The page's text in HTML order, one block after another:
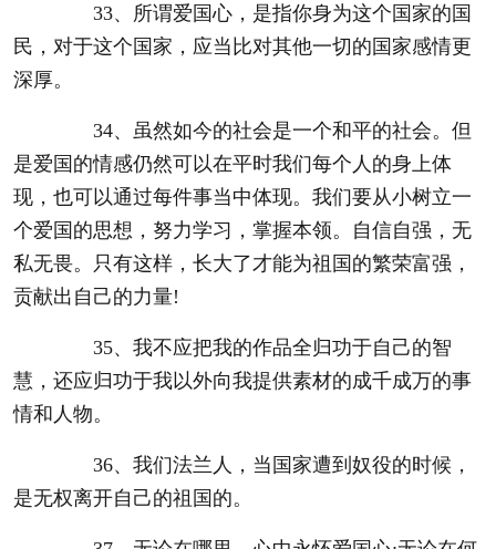
33、所谓爱国心，是指你身为这个国家的国
民，对于这个国家，应当比对其他一切的国家感情更
深厚。
34、虽然如今的社会是一个和平的社会。但
是爱国的情感仍然可以在平时我们每个人的身上体
现，也可以通过每件事当中体现。我们要从小树立一
个爱国的思想，努力学习，掌握本领。自信自强，无
私无畏。只有这样，长大了才能为祖国的繁荣富强，
贡献出自己的力量!
35、我不应把我的作品全归功于自己的智
慧，还应归功于我以外向我提供素材的成千成万的事
情和人物。
36、我们法兰人，当国家遭到奴役的时候，
是无权离开自己的祖国的。